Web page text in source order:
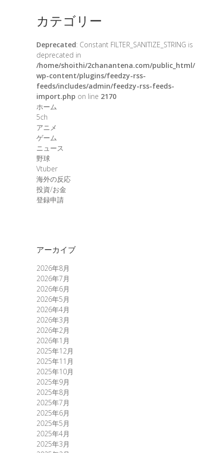
カテゴリー
Deprecated: Constant FILTER_SANITIZE_STRING is
deprecated in
/home/shoithi/2chanantena.com/public_html/
wp-content/plugins/feedzy-rss-
feeds/includes/admin/feedzy-rss-feeds-
import.php on line 2170
ホーム
5ch
アニメ
ゲーム
ニュース
野球
Vtuber
海外の反応
投資/お金
登録申請
アーカイブ
2026年8月
2026年7月
2026年6月
2026年5月
2026年4月
2026年3月
2026年2月
2026年1月
2025年12月
2025年11月
2025年10月
2025年9月
2025年8月
2025年7月
2025年6月
2025年5月
2025年4月
2025年3月